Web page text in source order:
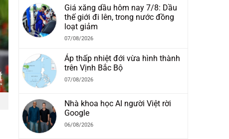
Giá xăng dầu hôm nay 7/8: Dầu
thế giới đi lên, trong nước đồng
loạt giảm
07/08/2026
Áp thấp nhiệt đới vừa hình thành
trên Vịnh Bắc Bộ
07/08/2026
Nhà khoa học AI người Việt rời
Google
06/08/2026